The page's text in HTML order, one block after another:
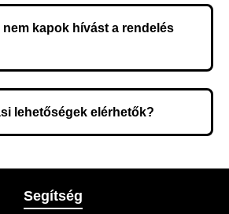
nem kapok hívást a rendelés
lehetőségek elérhetők?
módot.
Segítség